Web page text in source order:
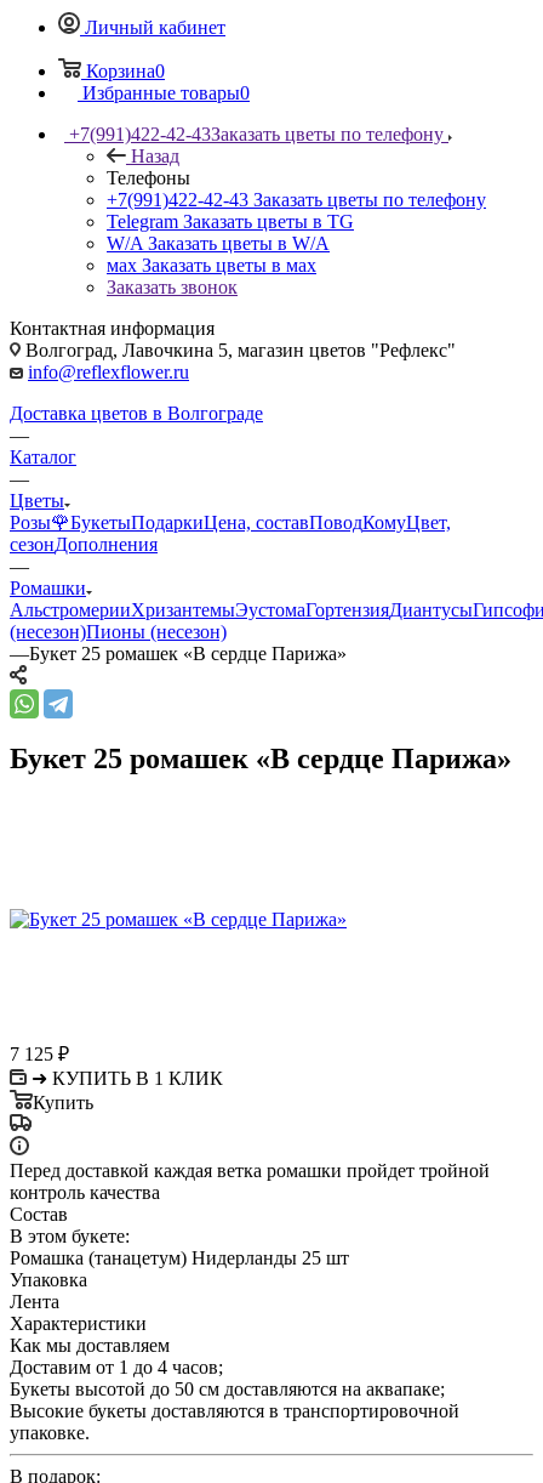
Личный кабинет
Корзина0
Избранные товары0
+7(991)422-42-43Заказать цветы по телефону
Назад
Телефоны
+7(991)422-42-43 Заказать цветы по телефону
Telegram Заказать цветы в TG
W/A Заказать цветы в W/A
мах Заказать цветы в мах
Заказать звонок
Контактная информация
Волгоград, Лавочкина 5, магазин цветов "Рефлекс"
info@reflexflower.ru
Доставка цветов в Волгограде
—
Каталог
—
Цветы
Розы🌹БукетыПодаркиЦена, составПоводКомуЦвет,
сезонДополнения
—
Ромашки
АльстромерииХризантемыЭустомаГортензияДиантусы
(несезон)Пионы (несезон)
—Букет 25 ромашек «В сердце Парижа»
Букет 25 ромашек «В сердце Парижа»
7 125 ₽
➜ КУПИТЬ В 1 КЛИК
Купить
Перед доставкой каждая ветка ромашки пройдет тройной
контроль качества
Состав
В этом букете:
Ромашка (танацетум) Нидерланды 25 шт
Упаковка
Лента
Характеристики
Как мы доставляем
Доставим от 1 до 4 часов;
Букеты высотой до 50 см доставляются на аквапаке;
Высокие букеты доставляются в транспортировочной
упаковке.
В подарок: